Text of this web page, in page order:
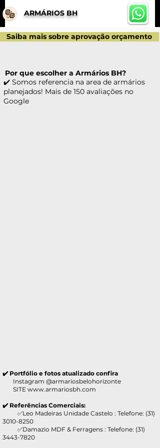
ARMÁRIOS BH
Saiba mais sobre aprovação orçamento
✔️ Somos referencia na area de armários
planejados! Mais de 150 avaliações no
Google
Por que escolher a Armários BH?
✔️ Portfólio e fotos atualizado confira
Instagram @armariosbelohorizonte
SITE www.armariosbh.com
✔️ Referências Comerciais:
✅Leo Madeiras Unidade Castelo : Telefone: (31)
3010-8250
✅Damazio MDF & Ferragens : Telefone: (31)
3443-7820